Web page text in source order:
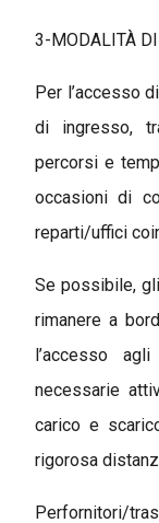
3-MODALITÀ DI
Per l’accesso
di ingresso,
percorsi e
occasioni di
reparti/uffici
Se possibile,
rimanere a
l’accesso
necessarie
carico e
rigorosa
Perfornitori/